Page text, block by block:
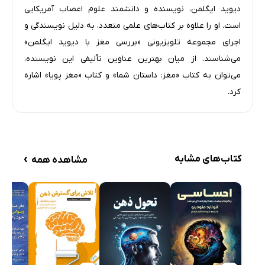
جانتان در آینده
اولیس حال و آینده
ساخته‌شده از ذهن‌های بسیار
ابداع مجدد و بی‌وقفه
پایداری یک سیستم چندحزبی
توده‌ها
یادداشت فصل پنجم
فصل ششم: چرا پرسش درباره گناهکار بودن اشتباه است
پرسش‌هایی در مورد مردِ روی برج
تغییر مغز، تغییر شخص
دیوید ایگلمن، نویسنده و دانشمند علوم اعصاب آمریکایی
است. او را علاوه بر کتاب‌های علمی متعدد، به دلیل نویسندگی و
اجرای مجموعه تلویزیونی «بررسی مغز با دیوید ایگلمن»
می‌شناسند. از میان بهترین عناوین تألیفی این نویسنده،
می‌توان به کتاب «مغز: داستان شما» و کتاب «مغز پویا» اشاره
کرد.
کتاب‌های مشابه مشاهده همه ›